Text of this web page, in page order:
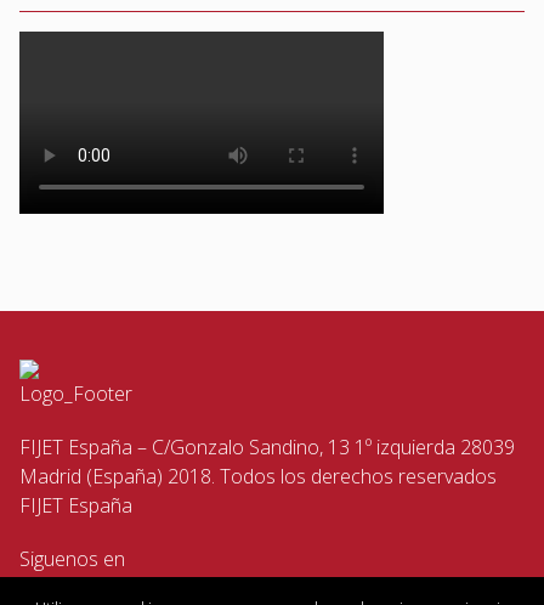
FIJET España – C/Gonzalo Sandino, 13 1º izquierda 28039
Madrid (España) 2018. Todos los derechos reservados
FIJET España
Siguenos en